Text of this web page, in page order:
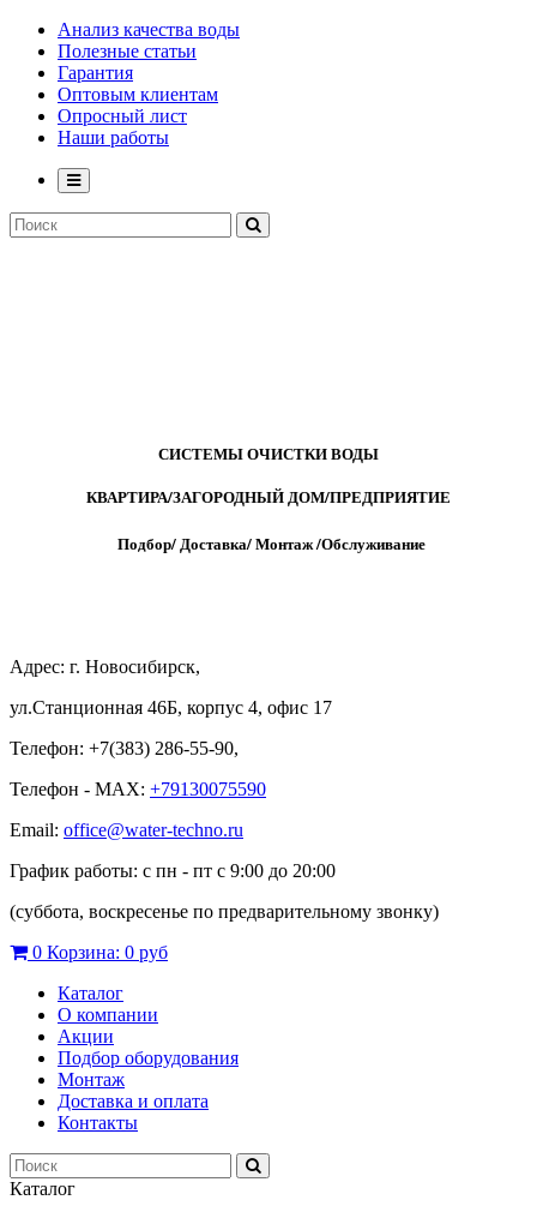
Анализ качества воды
Полезные статьи
Гарантия
Оптовым клиентам
Опросный лист
Наши работы
СИСТЕМЫ ОЧИСТКИ ВОДЫ
КВАРТИРА/ЗАГОРОДНЫЙ ДОМ/ПРЕДПРИЯТИЕ
Подбор/Доставка/Монтаж/Обслуживание
Адрес: г. Новосибирск,
ул.Станционная 46Б, корпус 4, офис 17
Телефон: +7(383) 286-55-90,
Телефон - MAX: +79130075590
Email: office@water-techno.ru
График работы: с пн - пт с 9:00 до 20:00
(суббота, воскресенье по предварительному звонку)
0 Корзина: 0 руб
Каталог
О компании
Акции
Подбор оборудования
Монтаж
Доставка и оплата
Контакты
Каталог